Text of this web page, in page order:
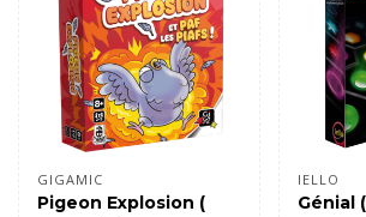
GIGAMIC
Pigeon Explosion (
IELLO
Génial